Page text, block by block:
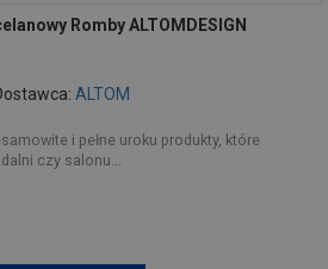
Romby ALTOMDESIGN
ALTOM
i pełne uroku produkty, które
czy salonu...